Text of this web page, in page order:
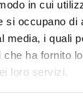
in cui
si occupano di
media, i quali
che ha fornito
loro servizi.
830 M è un
garantire
di materiali